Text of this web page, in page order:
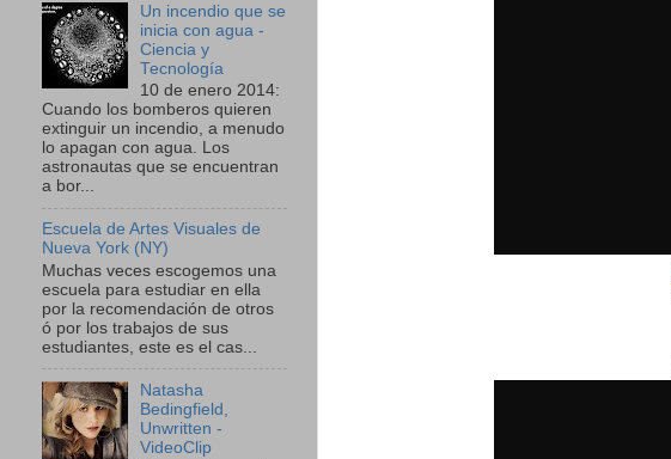
Un incendio que se
inicia con agua -
Ciencia y
Tecnología
10 de enero 2014:
Cuando los bomberos quieren
extinguir un incendio, a menudo
lo apagan con agua. Los
astronautas que se encuentran
a bor...
Escuela de Artes Visuales de
Nueva York (NY)
Muchas veces escogemos una
escuela para estudiar en ella
por la recomendación de otros
ó por los trabajos de sus
estudiantes, este es el cas...
Natasha
Bedingfield,
Unwritten -
VideoClip